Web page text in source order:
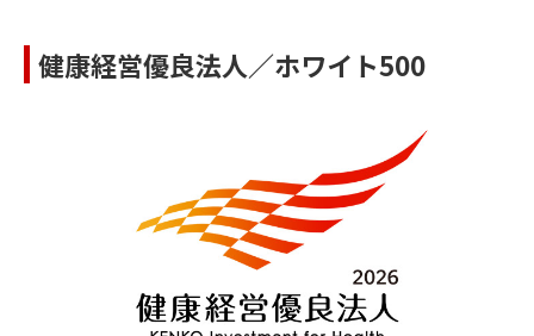
健康経営優良法人／ホワイト500